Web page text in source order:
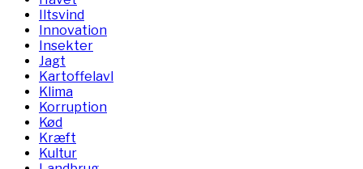
Iltsvind
Innovation
Insekter
Jagt
Kartoffelavl
Klima
Korruption
Kød
Kræft
Kultur